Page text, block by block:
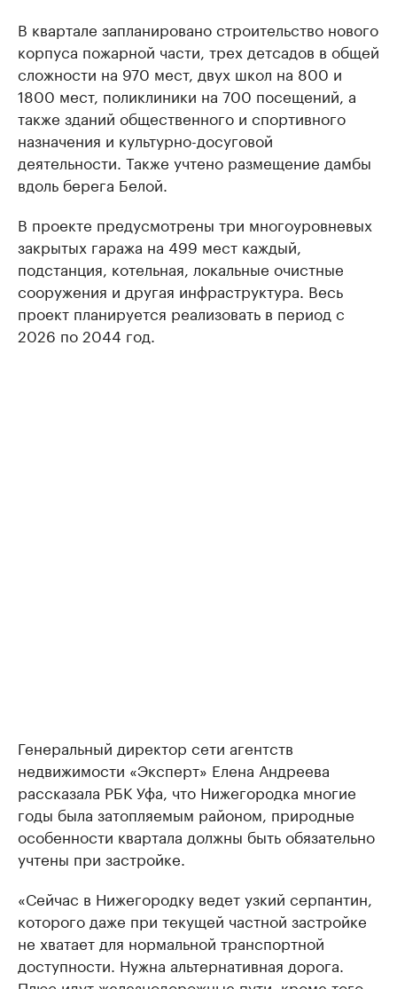
В квартале запланировано строительство нового
корпуса пожарной части, трех детсадов в общей
сложности на 970 мест, двух школ на 800 и
1800 мест, поликлиники на 700 посещений, а
также зданий общественного и спортивного
назначения и культурно-досуговой
деятельности. Также учтено размещение дамбы
вдоль берега Белой.
В проекте предусмотрены три многоуровневых
закрытых гаража на 499 мест каждый,
подстанция, котельная, локальные очистные
сооружения и другая инфраструктура. Весь
проект планируется реализовать в период с
2026 по 2044 год.
Генеральный директор сети агентств
недвижимости «Эксперт» Елена Андреева
рассказала РБК Уфа, что Нижегородка многие
годы была затопляемым районом, природные
особенности квартала должны быть обязательно
учтены при застройке.
«Сейчас в Нижегородку ведет узкий серпантин,
которого даже при текущей частной застройке
не хватает для нормальной транспортной
доступности. Нужна альтернативная дорога.